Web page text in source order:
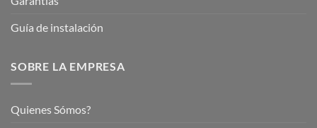
Guía de instalación
SOBRE LA EMPRESA
Quienes Sómos?